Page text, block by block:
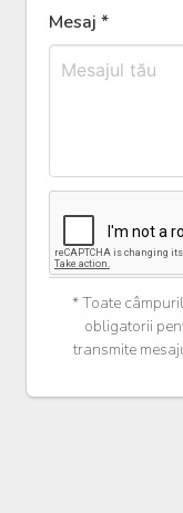
Mesaj *
* Toate
obligatorii
transmite